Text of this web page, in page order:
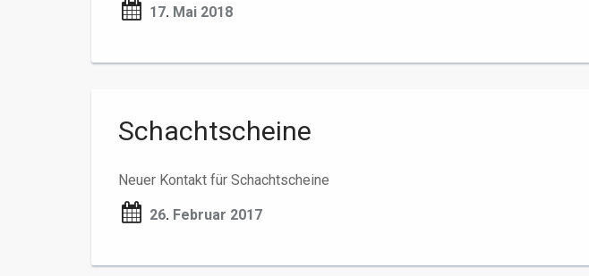
17. Mai 2018
Schachtscheine
Neuer Kontakt für Schachtscheine
26. Februar 2017